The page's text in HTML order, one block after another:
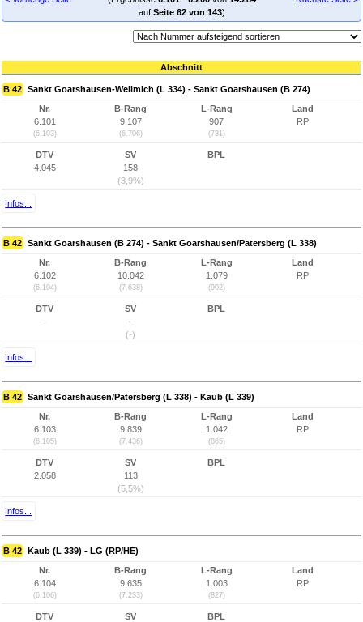
auf Seite 62 von 143)
Abschnitt
B 42 Sankt Goarshausen-Wellmich (L 334) - Sankt Goarshausen (B 274)
Nr.
6.101
(6.103)
B-Rang
9.107
(6.706)
L-Rang
907
(731)
Land
RP
DTV
4.045
SV
158
(3,9%)
BPL
Infos...
B 42 Sankt Goarshausen (B 274) - Sankt Goarshausen/Patersberg (L 338)
Nr.
6.102
(6.104)
B-Rang
10.042
(7.638)
L-Rang
1.079
(902)
Land
RP
DTV
-
SV
-
(-)
BPL
Infos...
B 42 Sankt Goarshausen/Patersberg (L 338) - Kaub (L 339)
Nr.
6.103
(6.105)
B-Rang
9.839
(7.436)
L-Rang
1.042
(865)
Land
RP
DTV
2.058
SV
113
(5,5%)
BPL
Infos...
B 42 Kaub (L 339) - LG (RP/HE)
Nr.
6.104
(6.106)
B-Rang
9.635
(7.233)
L-Rang
1.003
(827)
Land
RP
DTV
SV
BPL